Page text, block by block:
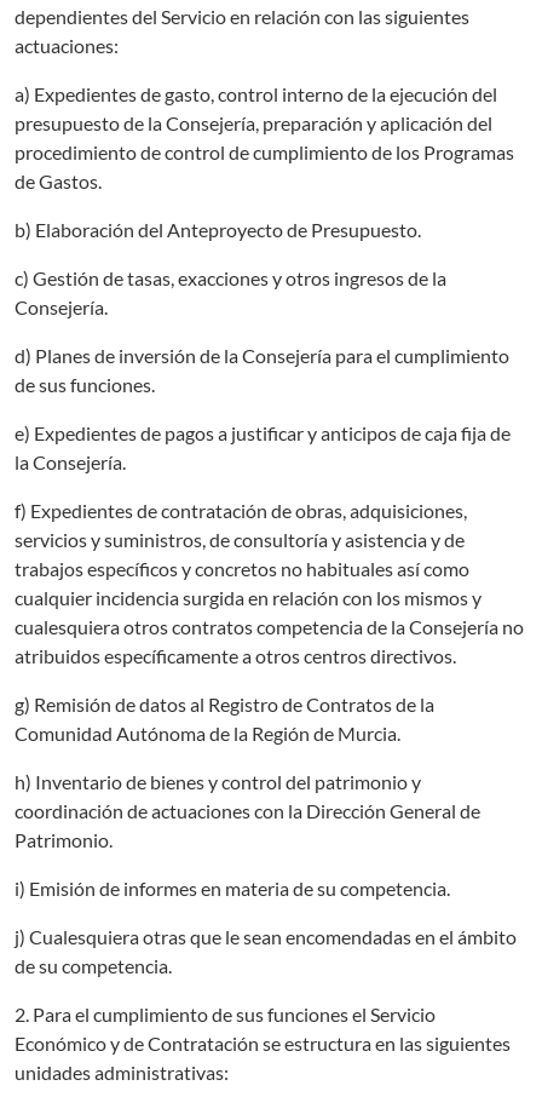
dependientes del Servicio en relación con las siguientes
actuaciones:
a) Expedientes de gasto, control interno de la ejecución del
presupuesto de la Consejería, preparación y aplicación del
procedimiento de control de cumplimiento de los Programas
de Gastos.
b) Elaboración del Anteproyecto de Presupuesto.
c) Gestión de tasas, exacciones y otros ingresos de la
Consejería.
d) Planes de inversión de la Consejería para el cumplimiento
de sus funciones.
e) Expedientes de pagos a justificar y anticipos de caja fija de
la Consejería.
f) Expedientes de contratación de obras, adquisiciones,
servicios y suministros, de consultoría y asistencia y de
trabajos específicos y concretos no habituales así como
cualquier incidencia surgida en relación con los mismos y
cualesquiera otros contratos competencia de la Consejería no
atribuidos específicamente a otros centros directivos.
g) Remisión de datos al Registro de Contratos de la
Comunidad Autónoma de la Región de Murcia.
h) Inventario de bienes y control del patrimonio y
coordinación de actuaciones con la Dirección General de
Patrimonio.
i) Emisión de informes en materia de su competencia.
j) Cualesquiera otras que le sean encomendadas en el ámbito
de su competencia.
2. Para el cumplimiento de sus funciones el Servicio
Económico y de Contratación se estructura en las siguientes
unidades administrativas: